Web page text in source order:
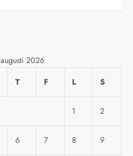
augusti 2026
T F L S
1 2
6 7 8 9